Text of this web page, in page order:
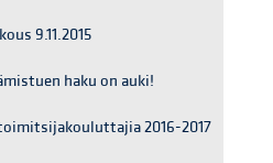
9.11.2015
haku on auki!
2016-2017